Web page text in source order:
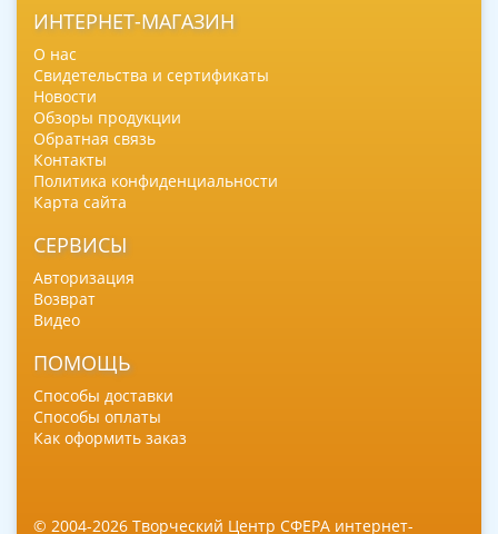
ИНТЕРНЕТ-МАГАЗИН
О нас
Свидетельства и сертификаты
Новости
Обзоры продукции
Обратная связь
Контакты
Политика конфиденциальности
Карта сайта
СЕРВИСЫ
Авторизация
Возврат
Видео
ПОМОЩЬ
Способы доставки
Способы оплаты
Как оформить заказ
© 2004-2026 Творческий Центр СФЕРА интернет-